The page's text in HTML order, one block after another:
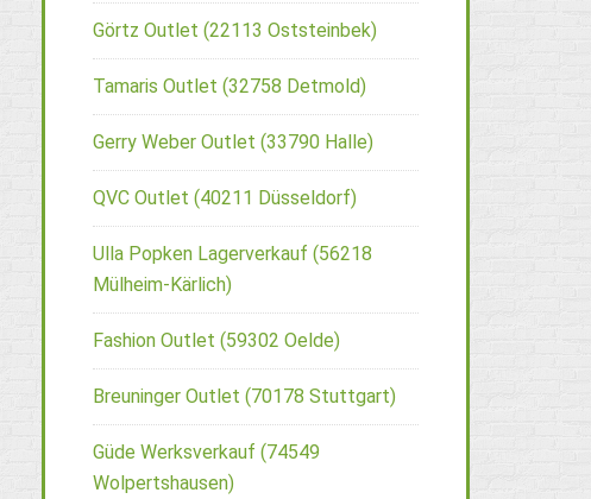
Görtz Outlet (22113 Oststeinbek)
Tamaris Outlet (32758 Detmold)
Gerry Weber Outlet (33790 Halle)
QVC Outlet (40211 Düsseldorf)
Ulla Popken Lagerverkauf (56218
Mülheim-Kärlich)
Fashion Outlet (59302 Oelde)
Breuninger Outlet (70178 Stuttgart)
Güde Werksverkauf (74549
Wolpertshausen)